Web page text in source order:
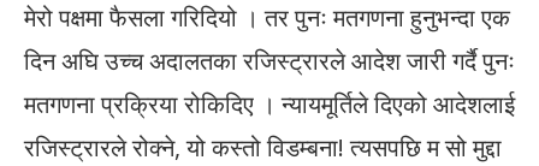
मेरो पक्षमा फैसला गरिदियो । तर पुनः मतगणना हुनुभन्दा एक
दिन अघि उच्च अदालतका रजिस्ट्रारले आदेश जारी गर्दै पुनः
मतगणना प्रक्रिया रोकिदिए । न्यायमूर्तिले दिएको आदेशलाई
रजिस्ट्रारले रोक्ने, यो कस्तो विडम्बना! त्यसपछि म सो मुद्दा